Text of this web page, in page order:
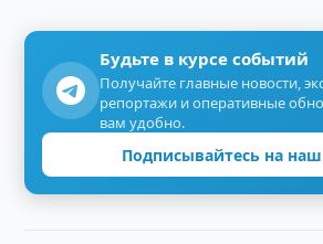
Будьте в курсе событий
Получайте главные новости,
репортажи и оперативные
вам удобно.
Подписывайтесь на